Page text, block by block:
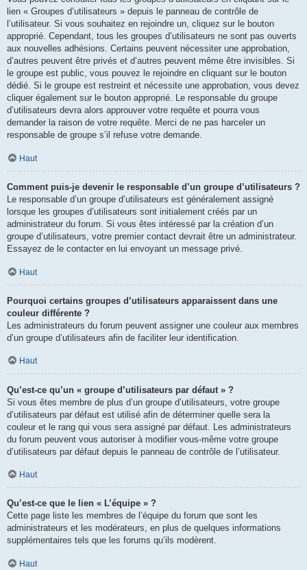
lien « Groupes d’utilisateurs » depuis le panneau de contrôle de
l’utilisateur. Si vous souhaitez en rejoindre un, cliquez sur le bouton
approprié. Cependant, tous les groupes d’utilisateurs ne sont pas ouverts
aux nouvelles adhésions. Certains peuvent nécessiter une approbation,
d’autres peuvent être privés et d’autres peuvent même être invisibles. Si
le groupe est public, vous pouvez le rejoindre en cliquant sur le bouton
dédié. Si le groupe est restreint et nécessite une approbation, vous devez
cliquer également sur le bouton approprié. Le responsable du groupe
d’utilisateurs devra alors approuver votre requête et pourra vous
demander la raison de votre requête. Merci de ne pas harceler un
responsable de groupe s’il refuse votre demande.
Haut
Comment puis-je devenir le responsable d’un groupe d’utilisateurs ?
Le responsable d’un groupe d’utilisateurs est généralement assigné
lorsque les groupes d’utilisateurs sont initialement créés par un
administrateur du forum. Si vous êtes intéressé par la création d’un
groupe d’utilisateurs, votre premier contact devrait être un administrateur.
Essayez de le contacter en lui envoyant un message privé.
Haut
Pourquoi certains groupes d’utilisateurs apparaissent dans une
couleur différente ?
Les administrateurs du forum peuvent assigner une couleur aux membres
d’un groupe d’utilisateurs afin de faciliter leur identification.
Haut
Qu’est-ce qu’un « groupe d’utilisateurs par défaut » ?
Si vous êtes membre de plus d’un groupe d’utilisateurs, votre groupe
d’utilisateurs par défaut est utilisé afin de déterminer quelle sera la
couleur et le rang qui vous sera assigné par défaut. Les administrateurs
du forum peuvent vous autoriser à modifier vous-même votre groupe
d’utilisateurs par défaut depuis le panneau de contrôle de l’utilisateur.
Haut
Qu’est-ce que le lien « L’équipe » ?
Cette page liste les membres de l’équipe du forum que sont les
administrateurs et les modérateurs, en plus de quelques informations
supplémentaires tels que les forums qu’ils modèrent.
Haut